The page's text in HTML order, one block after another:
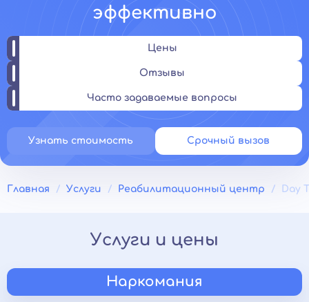
эффективно
Цены
Отзывы
Часто задаваемые вопросы
Узнать стоимость Срочный вызов
Главная Услуги Реабилитационный центр Day
Услуги и цены
Наркомания